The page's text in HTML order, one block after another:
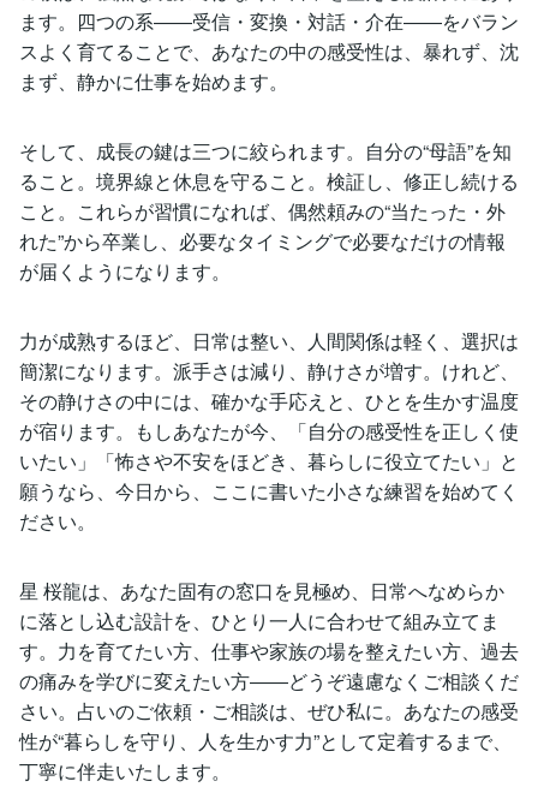
ます。四つの系――受信・変換・対話・介在――をバラン
スよく育てることで、あなたの中の感受性は、暴れず、沈
まず、静かに仕事を始めます。
そして、成長の鍵は三つに絞られます。自分の“母語”を知
ること。境界線と休息を守ること。検証し、修正し続ける
こと。これらが習慣になれば、偶然頼みの“当たった・外
れた”から卒業し、必要なタイミングで必要なだけの情報
が届くようになります。
力が成熟するほど、日常は整い、人間関係は軽く、選択は
簡潔になります。派手さは減り、静けさが増す。けれど、
その静けさの中には、確かな手応えと、ひとを生かす温度
が宿ります。もしあなたが今、「自分の感受性を正しく使
いたい」「怖さや不安をほどき、暮らしに役立てたい」と
願うなら、今日から、ここに書いた小さな練習を始めてく
ださい。
星 桜龍は、あなた固有の窓口を見極め、日常へなめらか
に落とし込む設計を、ひとり一人に合わせて組み立てま
す。力を育てたい方、仕事や家族の場を整えたい方、過去
の痛みを学びに変えたい方――どうぞ遠慮なくご相談くだ
さい。占いのご依頼・ご相談は、ぜひ私に。あなたの感受
性が“暮らしを守り、人を生かす力”として定着するまで、
丁寧に伴走いたします。